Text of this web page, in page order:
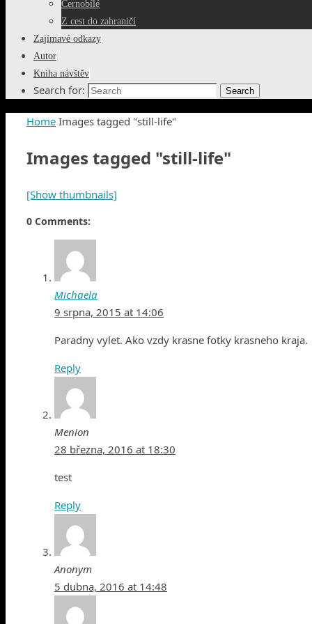
Černobílé
Z cest do zahraničí
Zajímavé odkazy
Autor
Kniha návštěv
Search for: Search
Home Images tagged "still-life"
Images tagged "still-life"
[Show thumbnails]
0 Comments:
Michaela
9 srpna, 2015 at 14:06
Paradny vylet. Ako vzdy krasne fotky krasneho kraja.
Reply
Menion
28 března, 2016 at 18:30
test
Reply
Anonym
5 dubna, 2016 at 14:48